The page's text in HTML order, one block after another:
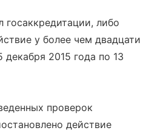
либо
у более чем двадцати
декабря 2015 года по 13
проверок
действие